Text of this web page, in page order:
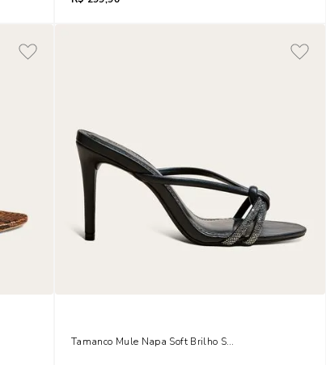
Bico Fino Salto Baixo Dourado
Tamanco Mule Napa Soft Brilho Strass Salto Fino